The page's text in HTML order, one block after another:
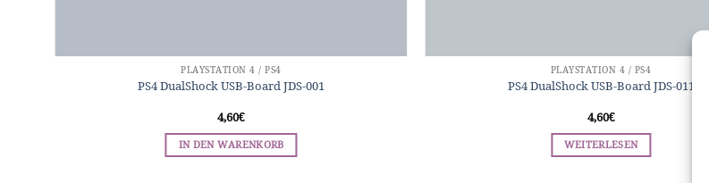
PLAYSTATION 4 / PS4
PS4 DualShock USB-Board JDS-001
4,60€
IN DEN WARENKORB
PLAYSTATION 4 / PS4
PS4 DualShock USB-Board JDS-011
4,60€
WEITERLESEN